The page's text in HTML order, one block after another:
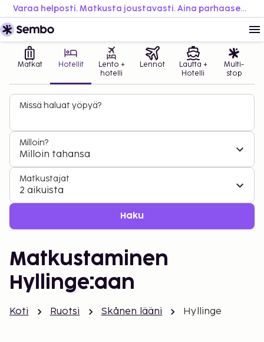
Varaa helposti. Matkusta joustavasti. Aina parhaaseen hintaan.
Matkat Hotellit
Lento +
hotelli
Lennot
Lautta +
Hotelli
Multi-
stop
Missä haluat yöpyä?
Milloin?
Milloin tahansa
Matkustajat
2 aikuista
Haku
Matkustaminen
Hyllinge:aan
Koti Ruotsi Skånen lääni Hyllinge